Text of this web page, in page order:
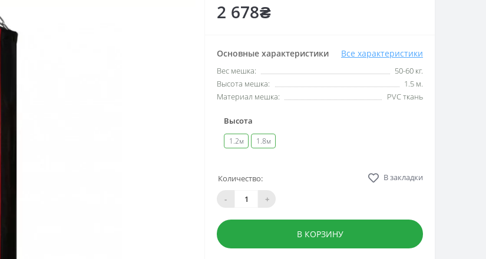
2 678₴
Основные характеристики Все характеристики
Вес мешка:
50-60 кг.
Высота мешка:
1.5 м.
Материал мешка:
PVC ткань
Высота
1.2м 1.8м
Количество:
-
+
В закладки
В КОРЗИНУ